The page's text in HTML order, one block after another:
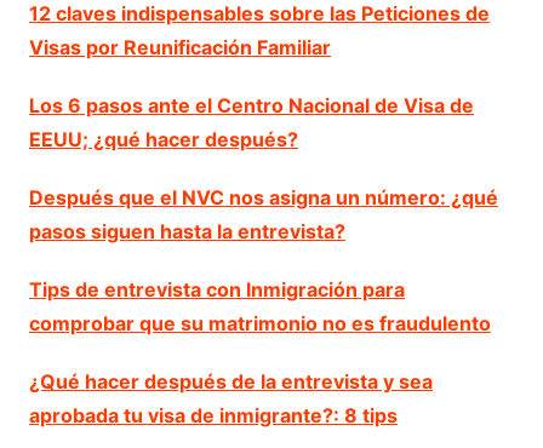
12 claves indispensables sobre las Peticiones de
Visas por Reunificación Familiar
Los 6 pasos ante el Centro Nacional de Visa de
EEUU; ¿qué hacer después?
Después que el NVC nos asigna un número: ¿qué
pasos siguen hasta la entrevista?
Tips de entrevista con Inmigración para
comprobar que su matrimonio no es fraudulento
¿Qué hacer después de la entrevista y sea
aprobada tu visa de inmigrante?: 8 tips